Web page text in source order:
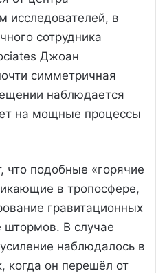
исследователей, в
сотрудника
Джоан
симметричная
наблюдается
на мощные процессы
подобные «горячие
в тропосфере,
гравитационных
штормов. В случае
наблюдалось в
когда он перешёл от